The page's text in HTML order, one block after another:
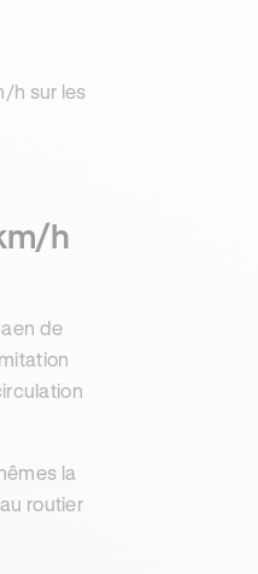
h sur les
h
de
la
routier